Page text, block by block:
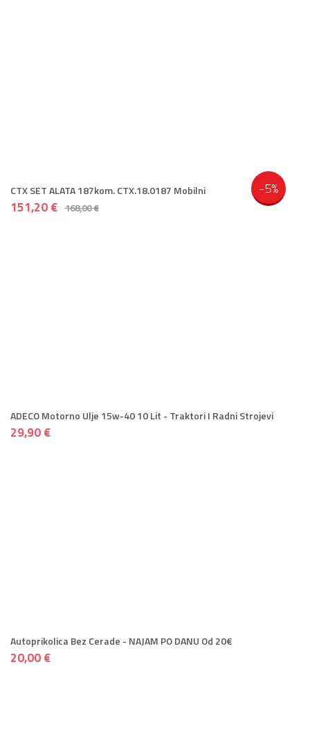
-5%
CTX SET ALATA 187kom. CTX.18.0187 Mobilni
151,20 € 168,00 €
ADECO Motorno Ulje 15w-40 10 Lit - Traktori I Radni Strojevi
29,90 €
Autoprikolica Bez Cerade - NAJAM PO DANU Od 20€
20,00 €